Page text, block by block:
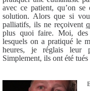
avec ce patient, qu’on se
solution. Alors que si
palliatifs, ils ne reçoivent
plus quoi faire. Moi, des
lesquels on a pratiqué le
heures, je réglais leur
Simplement, ils ont été